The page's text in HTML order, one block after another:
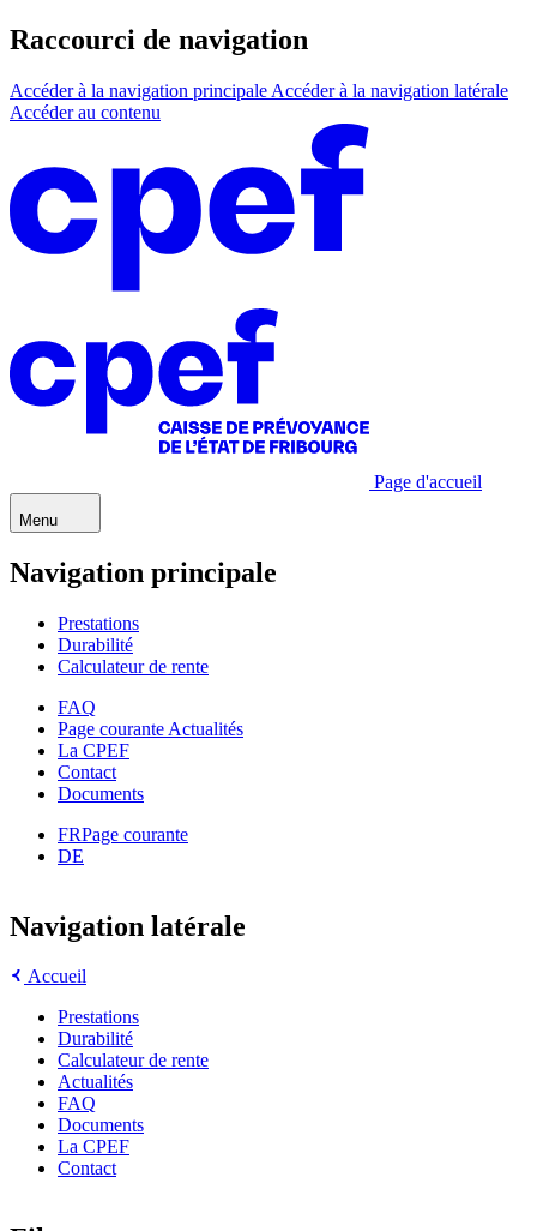
Raccourci de navigation
Accéder à la navigation principale Accéder à la navigation latérale
Accéder au contenu
Page d'accueil
Menu
Navigation principale
Prestations
Durabilité
Calculateur de rente
FAQ
Page courante Actualités
La CPEF
Contact
Documents
FRPage courante
DE
Navigation latérale
Accueil
Prestations
Durabilité
Calculateur de rente
Actualités
FAQ
Documents
La CPEF
Contact